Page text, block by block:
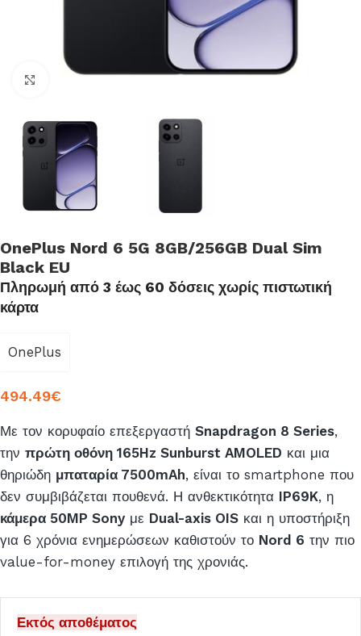
Click to enlarge
OnePlus Nord 6 5G 8GB/256GB Dual Sim
Black EU
Πληρωμή από 3 έως 60 δόσεις χωρίς πιστωτική
κάρτα
OnePlus
494.49€
Με τον κορυφαίο επεξεργαστή Snapdragon 8 Series,
την πρώτη οθόνη 165Hz Sunburst AMOLED και μια
θηριώδη μπαταρία 7500mAh, είναι το smartphone που
δεν συμβιβάζεται πουθενά. Η ανθεκτικότητα IP69K, η
κάμερα 50MP Sony με Dual-axis OIS και η υποστήριξη
για 6 χρόνια ενημερώσεων καθιστούν το Nord 6 την πιο
value-for-money επιλογή της χρονιάς.
Εκτός αποθέματος